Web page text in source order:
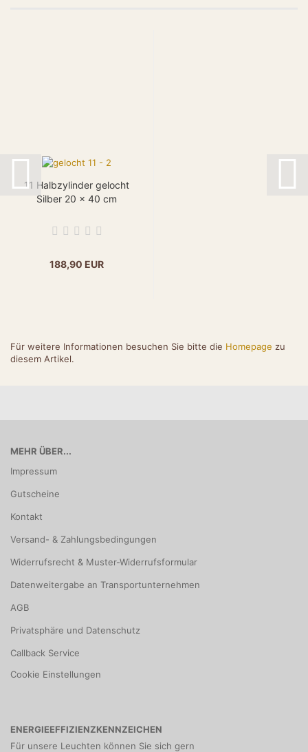
11 Halbzylinder gelocht
Silber 20 x 40 cm
188,90 EUR
Für weitere Informationen besuchen Sie bitte die Homepage zu
diesem Artikel.
MEHR ÜBER...
Impressum
Gutscheine
Kontakt
Versand- & Zahlungsbedingungen
Widerrufsrecht & Muster-Widerrufsformular
Datenweitergabe an Transportunternehmen
AGB
Privatsphäre und Datenschutz
Callback Service
Cookie Einstellungen
ENERGIEEFFIZIENZKENNZEICHEN
Für unsere Leuchten können Sie sich gern